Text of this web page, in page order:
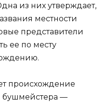
из них утверждает,
местности
представители
ее по месту
происхождение
—